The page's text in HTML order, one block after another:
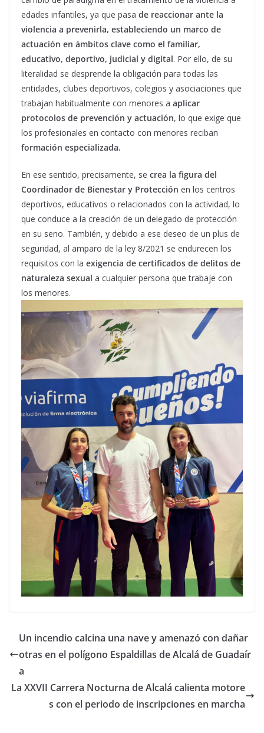
edades infantiles, ya que pasa de reaccionar ante la
violencia a prevenirla, estableciendo un marco de
actuación en ámbitos clave como el familiar,
educativo, deportivo, judicial y digital. Por ello, de su
literalidad se desprende la obligación para todas las
entidades, clubes deportivos, colegios y asociaciones que
trabajan habitualmente con menores a aplicar
protocolos de prevención y actuación, lo que exige que
los profesionales en contacto con menores reciban
formación especializada.
En ese sentido, precisamente, se crea la figura del
Coordinador de Bienestar y Protección en los centros
deportivos, educativos o relacionados con la actividad, lo
que conduce a la creación de un delegado de protección
en su seno. También, y debido a ese deseo de un plus de
seguridad, al amparo de la ley 8/2021 se endurecen los
requisitos con la exigencia de certificados de delitos de
naturaleza sexual a cualquier persona que trabaje con
los menores.
Un incendio calcina una nave y amenazó con dañar
otras en el polígono Espaldillas de Alcalá de Guadaír
a
La XXVII Carrera Nocturna de Alcalá calienta motore
s con el periodo de inscripciones en marcha